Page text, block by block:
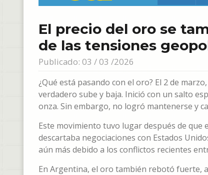
El precio del oro se
de las tensiones
Publicado: 03 / 03 /2026
¿Qué está pasando con el oro? El 2 de
verdadero sube y baja. Inició con un salto
onza. Sin embargo, no logró mantenerse y
Este movimiento tuvo lugar después de
descartaba negociaciones con Estados
aún más debido a los conflictos recientes
En Argentina, el oro también rebotó fuerte,